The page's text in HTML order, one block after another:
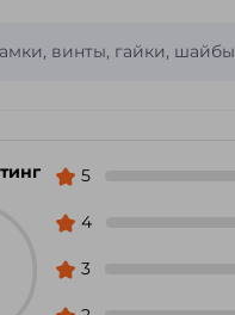
винты, гайки, шайбы
5
4
3